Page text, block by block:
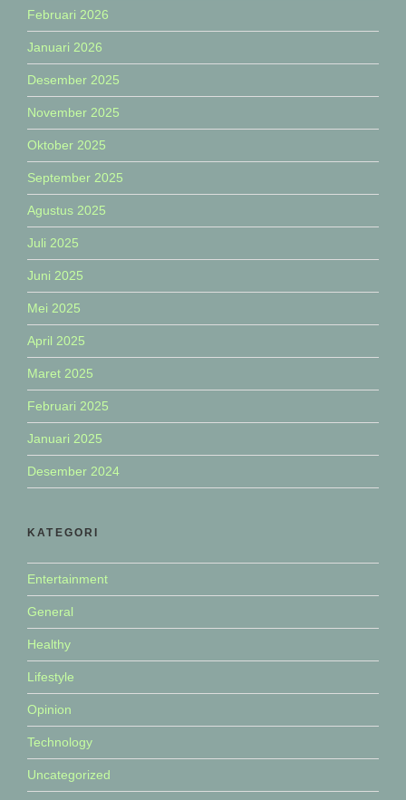
Februari 2026
Januari 2026
Desember 2025
November 2025
Oktober 2025
September 2025
Agustus 2025
Juli 2025
Juni 2025
Mei 2025
April 2025
Maret 2025
Februari 2025
Januari 2025
Desember 2024
KATEGORI
Entertainment
General
Healthy
Lifestyle
Opinion
Technology
Uncategorized